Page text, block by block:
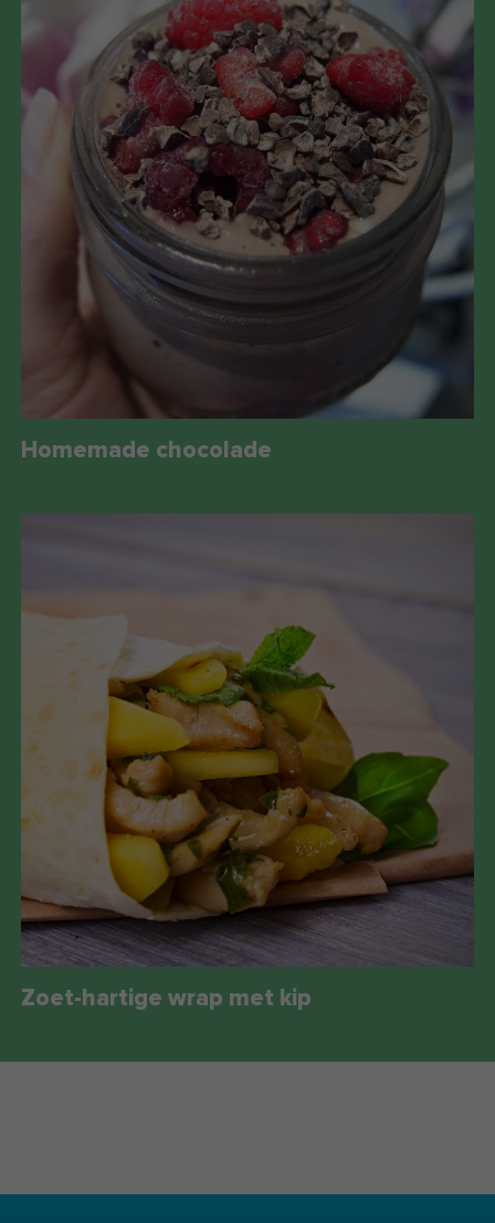
Homemade chocolade
Zoet-hartige wrap met kip